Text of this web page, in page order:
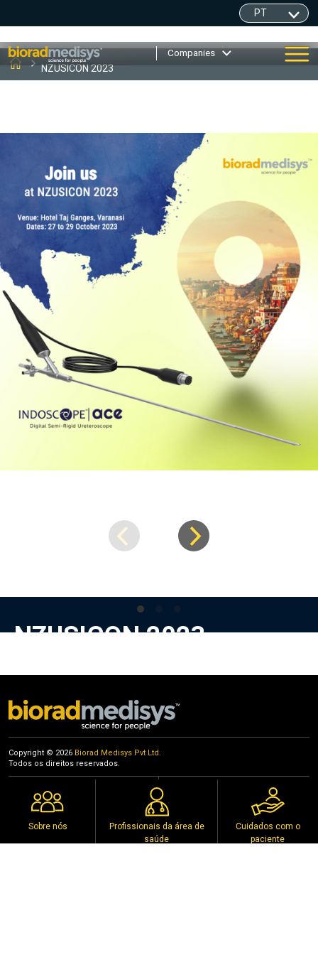
Companies
Sobre nós
Profissionais da área de
saúde
Cuidados com o
paciente
NZUSICON 2023
NZUSICON 2023
27th to 29th October 2023
Copyright © 2026 Biorad Medisys Pvt Ltd.
Todos os direitos reservados.
Distribuidores
Aviso de direitos autorais
Termos de uso